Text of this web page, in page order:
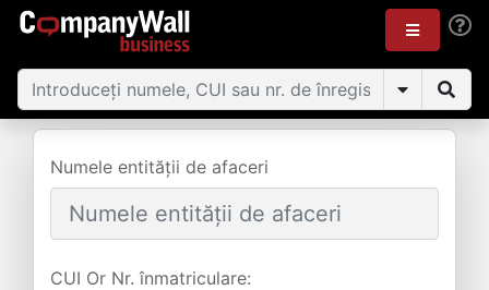
Numele entității de afaceri
CUI Or Nr. înmatriculare: